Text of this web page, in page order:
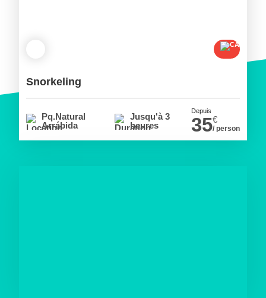
Snorkeling
Pq.Natural
Arrábida
Jusqu'à 3
heures
Depuis
35€
/ person